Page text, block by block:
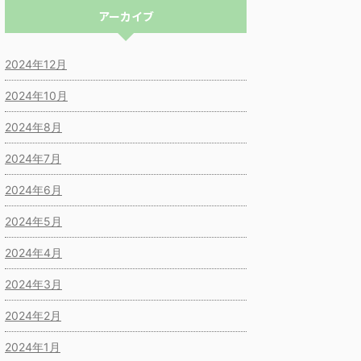
アーカイブ
2024年12月
2024年10月
2024年8月
2024年7月
2024年6月
2024年5月
2024年4月
2024年3月
2024年2月
2024年1月